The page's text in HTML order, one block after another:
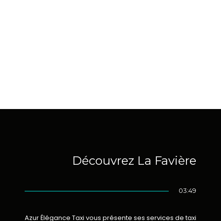
Découvrez La Favière
03:49
Azur Élégance Taxi vous présente ses services de taxi